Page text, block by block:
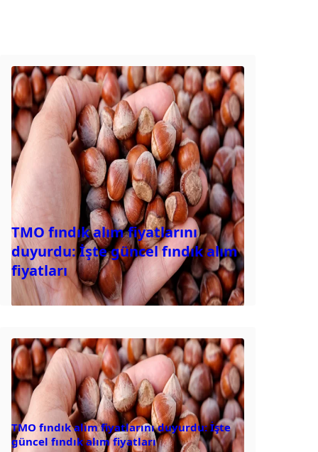
TMO fındık alım fiyatlarını
duyurdu: İşte güncel fındık alım
fiyatları
TMO fındık alım fiyatlarını duyurdu: İşte
güncel fındık alım fiyatları